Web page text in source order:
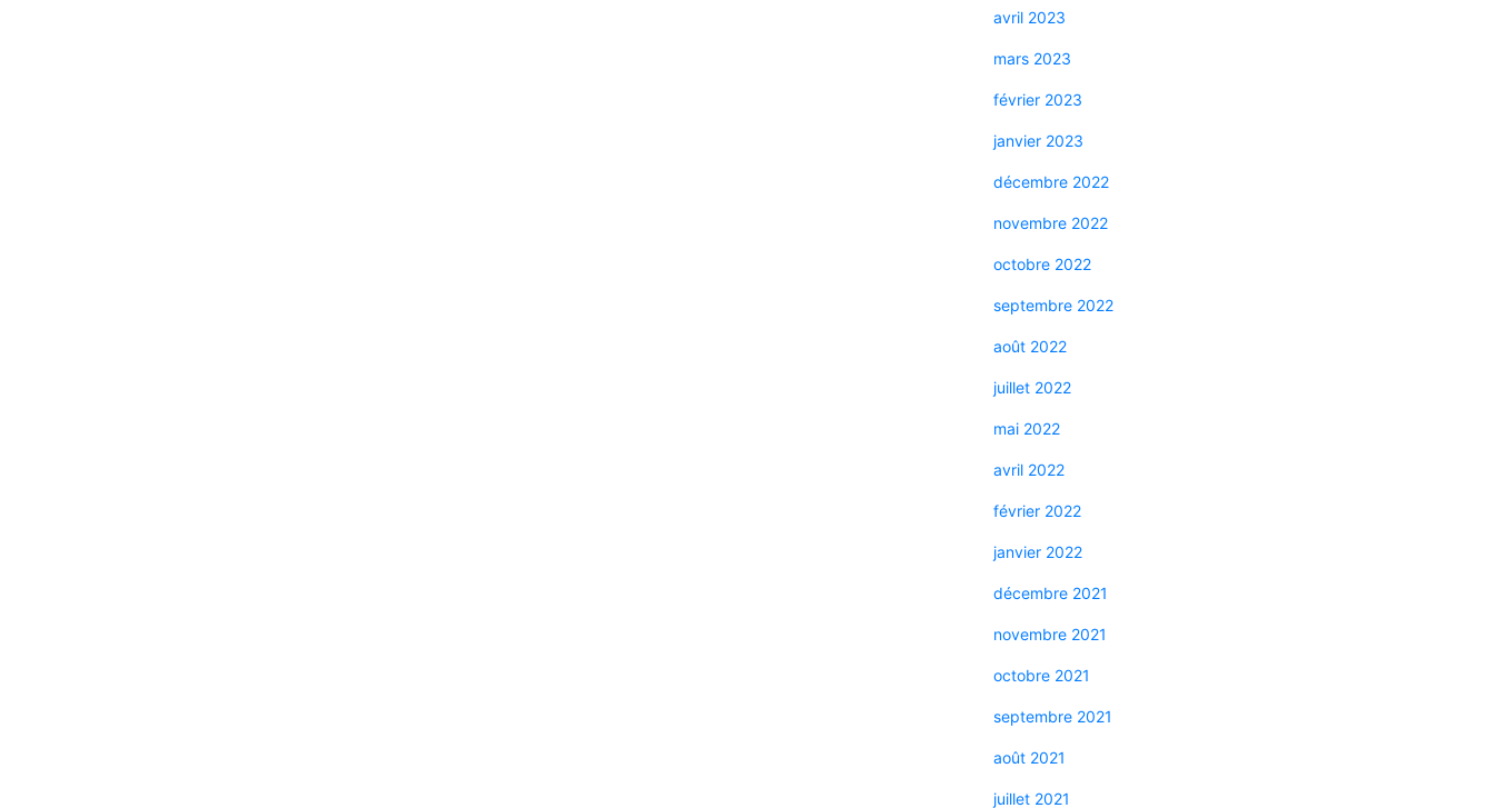
avril 2023
mars 2023
février 2023
janvier 2023
décembre 2022
novembre 2022
octobre 2022
septembre 2022
août 2022
juillet 2022
mai 2022
avril 2022
février 2022
janvier 2022
décembre 2021
novembre 2021
octobre 2021
septembre 2021
août 2021
juillet 2021